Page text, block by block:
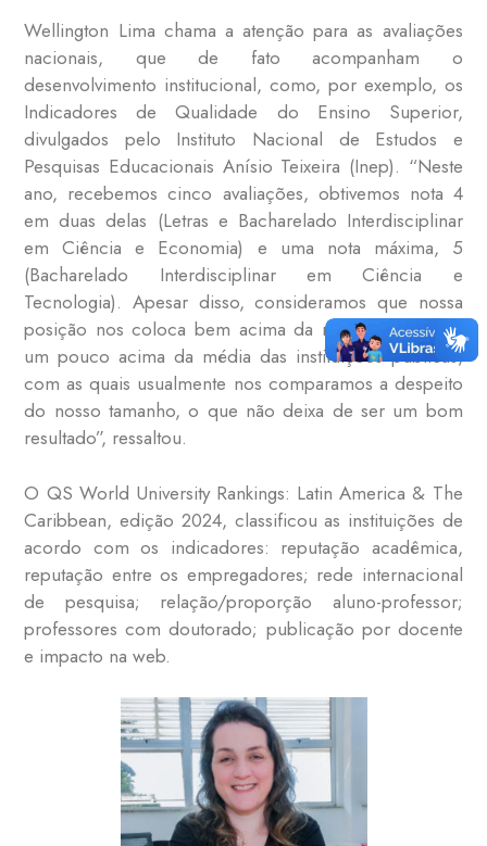
Wellington Lima chama a atenção para as avaliações
nacionais, que de fato acompanham o
desenvolvimento institucional, como, por exemplo, os
Indicadores de Qualidade do Ensino Superior,
divulgados pelo Instituto Nacional de Estudos e
Pesquisas Educacionais Anísio Teixeira (Inep). “Neste
ano, recebemos cinco avaliações, obtivemos nota 4
em duas delas (Letras e Bacharelado Interdisciplinar
em Ciência e Economia) e uma nota máxima, 5
(Bacharelado Interdisciplinar em Ciência e
Tecnologia). Apesar disso, consideramos que nossa
posição nos coloca bem acima da média nacional e
um pouco acima da média das instituições públicas,
com as quais usualmente nos comparamos a despeito
do nosso tamanho, o que não deixa de ser um bom
resultado”, ressaltou.
O QS World University Rankings: Latin America & The
Caribbean, edição 2024, classificou as instituições de
acordo com os indicadores: reputação acadêmica,
reputação entre os empregadores; rede internacional
de pesquisa; relação/proporção aluno-professor;
professores com doutorado; publicação por docente
e impacto na web.